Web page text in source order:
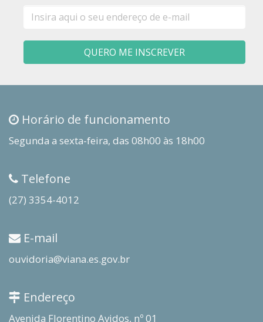
mail
QUERO ME INSCREVER
Horário de funcionamento
Segunda a sexta-feira, das 08h00 às 18h00
Telefone
(27) 3354-4012
E-mail
ouvidoria@viana.es.gov.br
Endereço
Avenida Florentino Avidos, nº 01